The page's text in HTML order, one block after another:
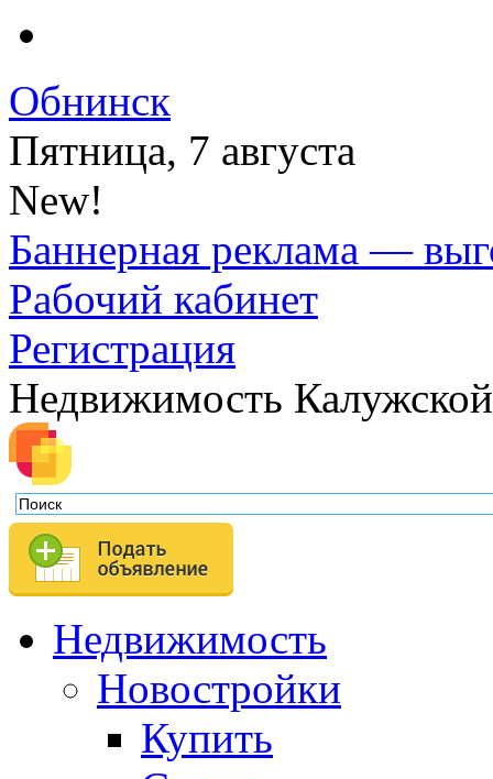
Обнинск
Пятница, 7 августа
New!
Баннерная реклама —
Рабочий кабинет
Регистрация
Недвижимость
Недвижимость
Новостройки
Купить